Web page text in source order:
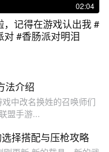
02:04
，记得在游戏认出我 #
对 #香肠派对明泪
法介绍
中改名换姓的召唤师们
盟手游...
择搭配与压枪攻略